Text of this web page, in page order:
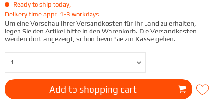
Ready to ship today,
Delivery time appr. 1-3 workdays
Um eine Vorschau Ihrer Versandkosten für Ihr Land zu erhalten,
legen Sie den Artikel bitte in den Warenkorb. Die Versandkosten
werden dort angezeigt, schon bevor Sie zur Kasse gehen.
Add to shopping cart